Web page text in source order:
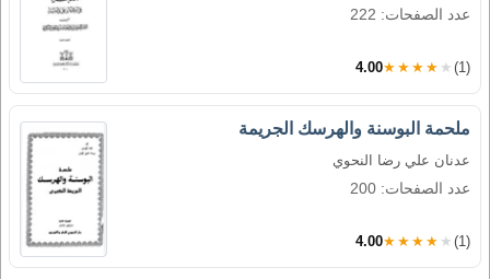
عدد الصفحات: 222
4.00★★★★★ (1)
ملحمة البوسنة والهرسك الجريمة
عدنان علي رضا النحوي
عدد الصفحات: 200
4.00★★★★★ (1)